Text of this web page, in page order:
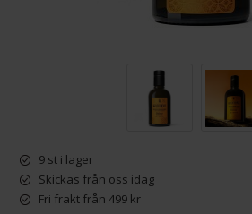
9 st i lager
Skickas från oss idag
Fri frakt från 499 kr